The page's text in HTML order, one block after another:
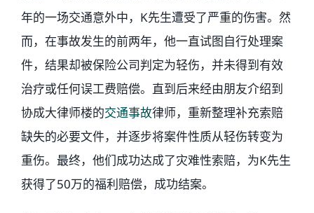
语言Languages
联络电话：(437) 990-0999
年的一场交通意外中，K先生遭受了严重的伤害。然
而，在事故发生的前两年，他一直试图自行处理案
件，结果却被保险公司判定为轻伤，并未得到有效
治疗或任何误工费赔偿。直到后来经由朋友介绍到
协成大律师楼的交通事故律师，重新整理补充索赔
缺失的必要文件，并逐步将案件性质从轻伤转变为
重伤。最终，他们成功达成了灾难性索赔，为K先生
获得了50万的福利赔偿，成功结案。